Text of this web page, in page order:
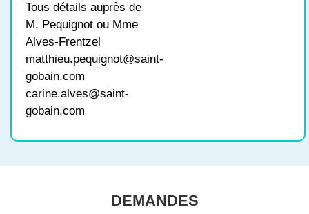
Tous détails auprès de
M. Pequignot ou Mme
Alves-Frentzel
matthieu.pequignot@saint-
gobain.com
carine.alves@saint-
gobain.com
DEMANDES